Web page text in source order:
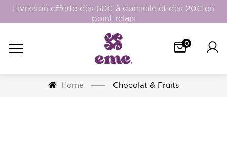
Livraison offerte dès 60€ à domicile et dès 20€ en
point relais
0
Home Chocolat & Fruits